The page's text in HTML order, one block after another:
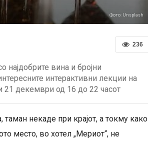
Фото: Unsplash
236
најдобрите вина и бројни
интерактивни лекции на
21 декември од 16 до 22 часот
некаде при крајот, а токму како
место, во хотел „Мериот“, не